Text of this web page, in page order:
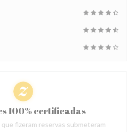
100% certificadas
fizeram reservas submeteram